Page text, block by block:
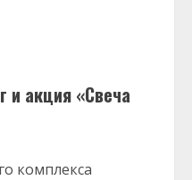
и акция «Свеча
комплекса